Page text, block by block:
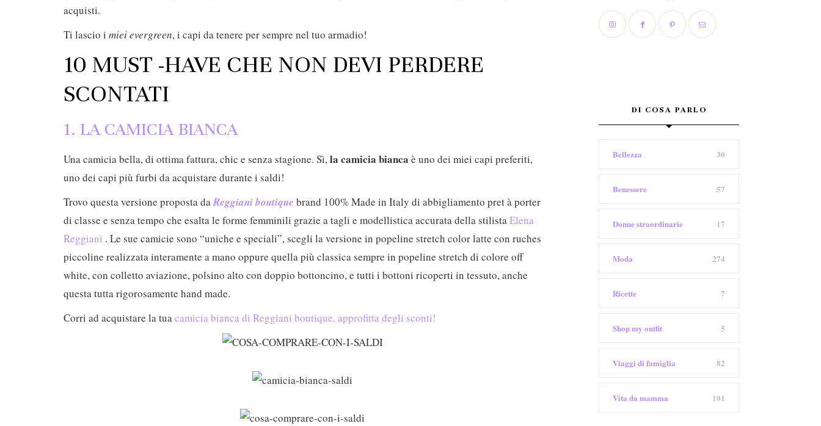
acquisti.
Ti lascio i miei evergreen, i capi da tenere per sempre nel tuo armadio!
10 MUST -HAVE CHE NON DEVI PERDERE
SCONTATI
1. LA CAMICIA BIANCA
Una camicia bella, di ottima fattura, chic e senza stagione. Sì,la camicia bianca è uno dei miei capi preferiti,
uno dei capi più furbi da acquistare durante i saldi!
Trovo questa versione proposta daReggianiboutique brand 100% Made in Italy di abbigliamento pret à porter
di classe e senza tempo che esalta le forme femminili grazie a tagli e modellistica accurata della stilistaElena
Reggiani . Le sue camicie sono “uniche e speciali”, scegli la versione in popeline stretch color latte con ruches
piccoline realizzata interamente a mano oppure quella più classica sempre in popeline stretch di colore off
white, con colletto aviazione, polsino alto con doppio bottoncino, e tutti i bottoni ricoperti in tessuto, anche
questa tutta rigorosamente hand made.
Corri ad acquistare la tuacamicia bianca di Reggiani boutique, approfitta degli sconti!
DI COSA PARLO
Bellezza 30
Benessere 57
Donne straordinarie 17
Moda 274
Ricette 7
Shop my outfit 5
Viaggi di famiglia 82
Vita da mamma 101